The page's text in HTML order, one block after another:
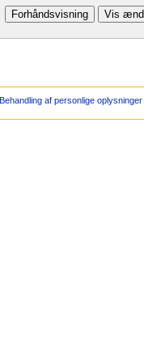
Behandling af personlige oplysninger